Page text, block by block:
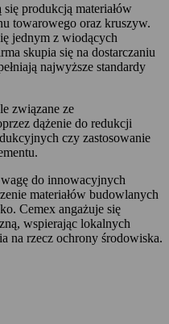
produkcją materiałów
towarowego oraz kruszyw.
jednym z wiodących
skupia się na dostarczaniu
najwyższe standardy
związane ze
dążenie do redukcji
czy zastosowanie
do innowacyjnych
materiałów budowlanych
Cemex angażuje się
wspierając lokalnych
na rzecz ochrony środowiska.